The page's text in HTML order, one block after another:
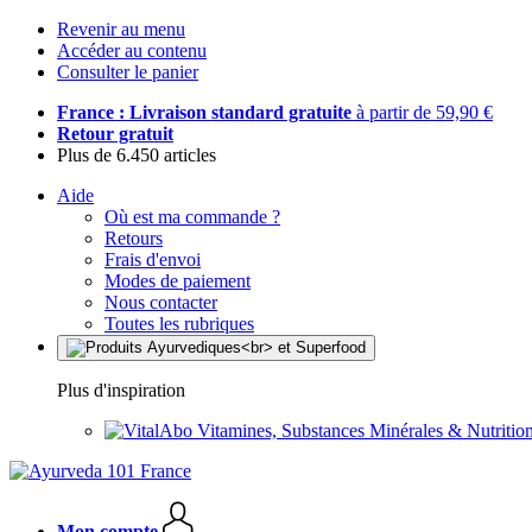
Revenir au menu
Accéder au contenu
Consulter le panier
France : Livraison standard gratuite à partir de 59,90 €
Retour gratuit
Plus de 6.450 articles
Aide
Où est ma commande ?
Retours
Frais d'envoi
Modes de paiement
Nous contacter
Toutes les rubriques
Plus d'inspiration
Vitamines, Substances Minérales &